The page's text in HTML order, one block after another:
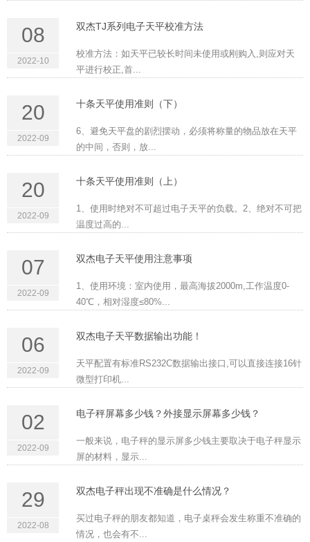
08
2022-10
双杰TJ系列电子天平校准方法
校准方法：如天平已较长时间未使用或刚购入,则应对天
平进行校正,首...
20
2022-09
十条天平使用准则（下）
6、避免天平盘的剧烈摆动，必须将称量的物品放在天平
的中间，否则，放...
20
2022-09
十条天平使用准则（上）
1、使用时绝对不可超过电子天平的负载。2、绝对不可把
温度过高的...
07
2022-09
双杰电子天平使用注意事项
1、使用环境：室内使用，最高海拔2000m,工作温度0-
40℃，相对湿度≤80%...
06
2022-09
双杰电子天平数据输出功能！
天平配置有标准RS232C数据输出接口,可以直接连接16针
微型打印机...
02
2022-09
电子秤屏幕多少钱？外接显示屏幕多少钱？
一般来说，电子秤的显示屏多少钱主要取决于电子秤显示
屏的材料，显示...
29
2022-08
双杰电子秤出现不准确是什么情况？
买过电子秤的朋友都知道，电子桌秤会发生称重不准确的
情况，也会有不...